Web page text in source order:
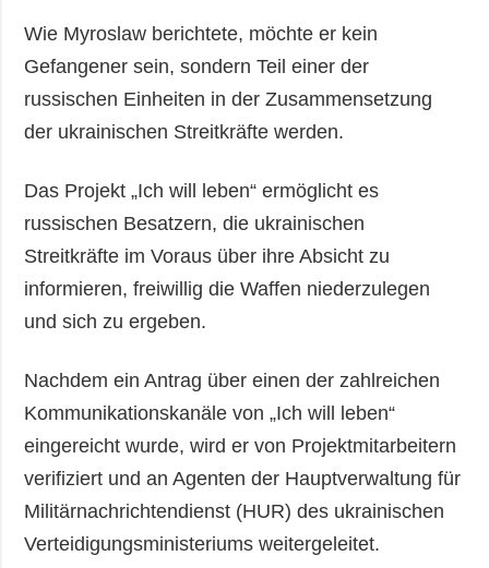
Wie Myroslaw berichtete, möchte er kein
Gefangener sein, sondern Teil einer der
russischen Einheiten in der Zusammensetzung
der ukrainischen Streitkräfte werden.
Das Projekt „Ich will leben“ ermöglicht es
russischen Besatzern, die ukrainischen
Streitkräfte im Voraus über ihre Absicht zu
informieren, freiwillig die Waffen niederzulegen
und sich zu ergeben.
Nachdem ein Antrag über einen der zahlreichen
Kommunikationskanäle von „Ich will leben“
eingereicht wurde, wird er von Projektmitarbeitern
verifiziert und an Agenten der Hauptverwaltung für
Militärnachrichtendienst (HUR) des ukrainischen
Verteidigungsministeriums weitergeleitet.